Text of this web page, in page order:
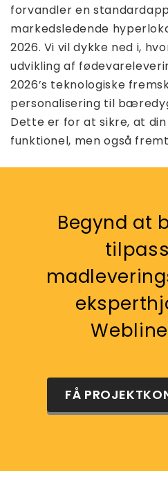
forvandler en
markedsledende
2026. Vi vil dykke ned i,
udvikling af
2026’s teknologiske
personalisering til
Dette er for at sikre, at
funktionel, men også
Begynd at
FÅ